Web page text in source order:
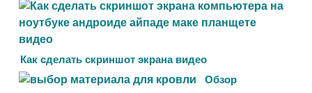
Как сделать скриншот экрана видео
Обзор